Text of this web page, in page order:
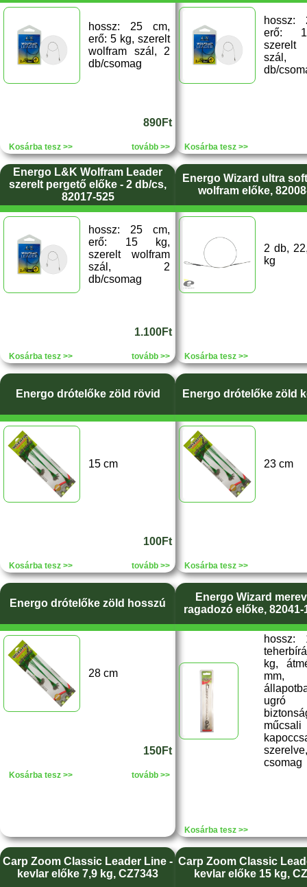
hossz: 25 cm,
erő: 5 kg, szerelt
wolfram szál, 2
db/csomag
890Ft
Kosárba tesz >> tovább >>
hossz:
erő:
szerelt
db/
Kosárba tesz >>
Energo L&K Wolfram Leader
szerelt pergető előke - 2 db/cs,
82017-525
hossz: 25 cm,
erő: 15 kg,
szerelt wolfram
szál, 2
db/csomag
1.100Ft
Kosárba tesz >> tovább >>
Energo Wizard ultra
wolfram előke,
2 db,
kg
Kosárba tesz >>
Energo drótelőke zöld rövid
15 cm
100Ft
Kosárba tesz >> tovább >>
Energo drótelőke zöld
23 cm
Kosárba tesz >>
Energo drótelőke zöld hosszú
28 cm
150Ft
Kosárba tesz >> tovább >>
Energo Wizard
ragadozó előke, 82041-
hossz:
kg,
mm,
ugró
műcsali
csomag
Kosárba tesz >>
Carp Zoom Classic Leader Line -
kevlar előke 7,9 kg, CZ7343
Carp Zoom Classic
kevlar előke 15 kg,